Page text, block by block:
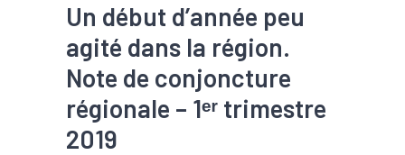
Un début d’année peu
agité dans la région.
Note de conjoncture
régionale – 1ᵉʳ trimestre
2019